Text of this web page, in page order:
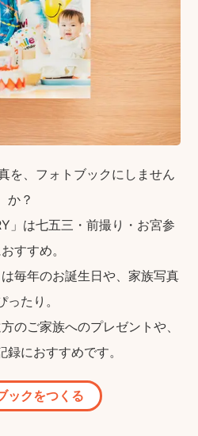
を、フォトブックにしません
か？
」は七五三・前撮り・お宮参
すすめ。
毎年のお誕生日や、家族写真
ったり。
のご家族へのプレゼントや、
録におすすめです。
ックをつくる